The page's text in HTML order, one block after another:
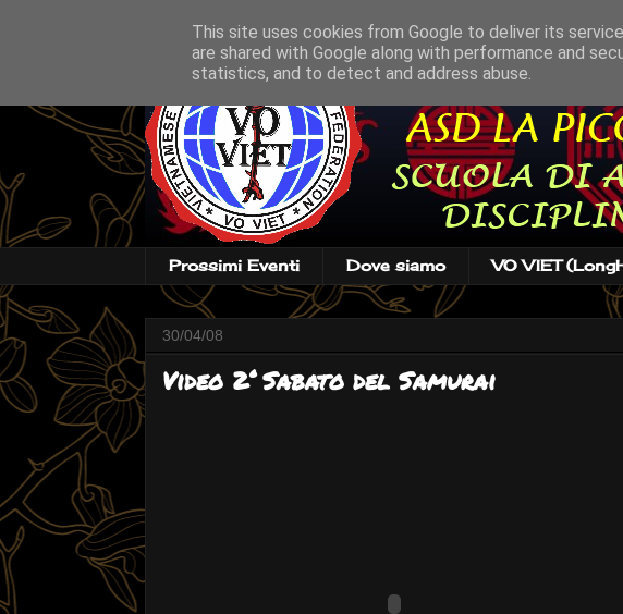
Prossimi Eventi Dove siamo VO VIET
30/04/08
Video 2° Sabato del Samurai
This site uses cookies from Google to deliver its
are shared with Google along with performance and
statistics, and to detect and address abuse.